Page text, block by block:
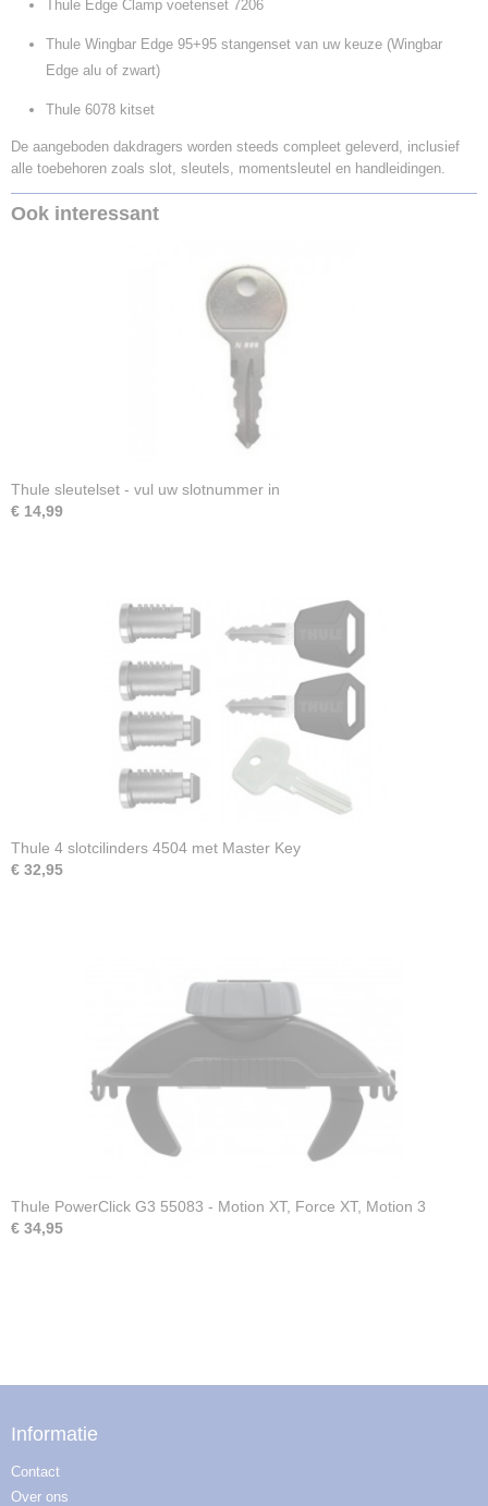
Thule Edge Clamp voetenset 7206
Thule Wingbar Edge 95+95 stangenset van uw keuze (Wingbar
Edge alu of zwart)
Thule 6078 kitset
De aangeboden dakdragers worden steeds compleet geleverd, inclusief
alle toebehoren zoals slot, sleutels, momentsleutel en handleidingen.
Ook interessant
Thule sleutelset - vul uw slotnummer in
€ 14,99
Thule 4 slotcilinders 4504 met Master Key
€ 32,95
Thule PowerClick G3 55083 - Motion XT, Force XT, Motion 3
€ 34,95
Informatie
Contact
Over ons